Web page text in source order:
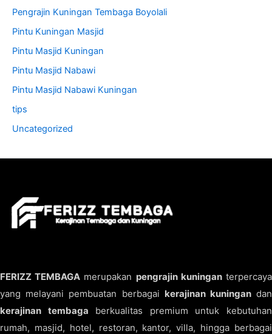
Pengrajin Kuningan Tembaga Boyolali
Pintu Kuningan Masjid
Pintu Masjid Kuningan
Pintu Masjid Nabawi
Pintu Masjid Nabawi Kuningan
tips
Uncategorized
FERIZZ TEMBAGA merupakan pengrajin kuninganterpercaya
yang melayani pembuatan berbagai kerajinan kuningandan
kerajinan tembaga berkualitas premium untuk kebutuhan
rumah, masjid, hotel, restoran, kantor, villa, hingga berbagai